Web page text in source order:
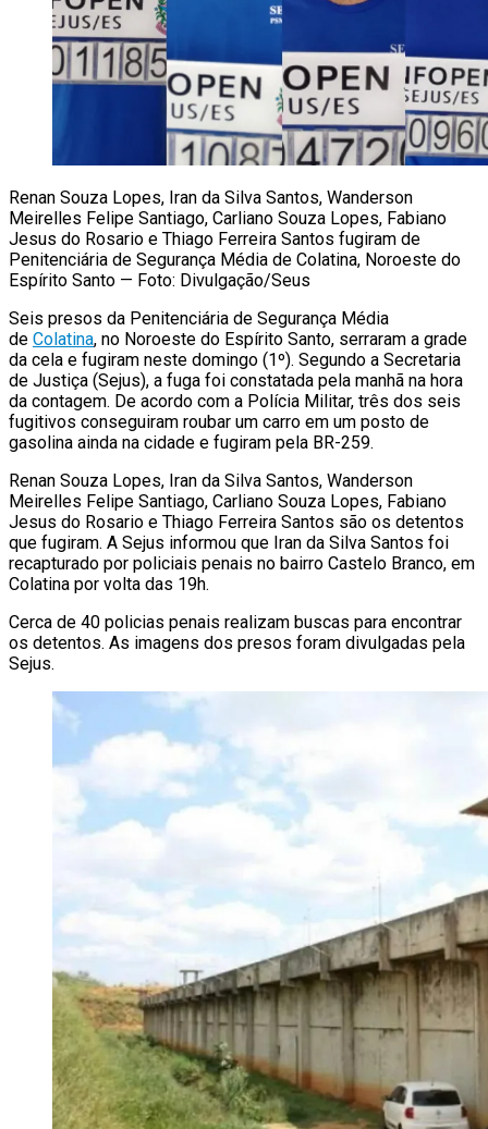
Renan Souza Lopes, Iran da Silva Santos, Wanderson
Meirelles Felipe Santiago, Carliano Souza Lopes, Fabiano
Jesus do Rosario e Thiago Ferreira Santos fugiram de
Penitenciária de Segurança Média de Colatina, Noroeste do
Espírito Santo — Foto: Divulgação/Seus
Seis presos da Penitenciária de Segurança Média
de Colatina, no Noroeste do Espírito Santo, serraram a grade
da cela e fugiram neste domingo (1º). Segundo a Secretaria
de Justiça (Sejus), a fuga foi constatada pela manhã na hora
da contagem. De acordo com a Polícia Militar, três dos seis
fugitivos conseguiram roubar um carro em um posto de
gasolina ainda na cidade e fugiram pela BR-259.
Renan Souza Lopes, Iran da Silva Santos, Wanderson
Meirelles Felipe Santiago, Carliano Souza Lopes, Fabiano
Jesus do Rosario e Thiago Ferreira Santos são os detentos
que fugiram. A Sejus informou que Iran da Silva Santos foi
recapturado por policiais penais no bairro Castelo Branco, em
Colatina por volta das 19h.
Cerca de 40 policias penais realizam buscas para encontrar
os detentos. As imagens dos presos foram divulgadas pela
Sejus.